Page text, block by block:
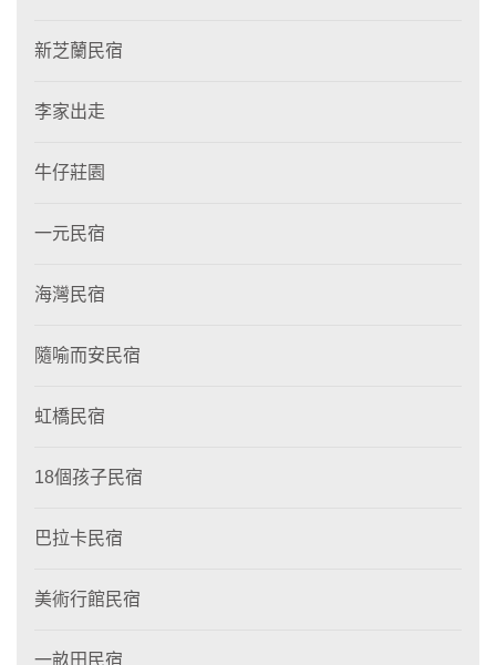
新芝蘭民宿
李家出走
牛仔莊園
一元民宿
海灣民宿
隨喻而安民宿
虹橋民宿
18個孩子民宿
巴拉卡民宿
美術行館民宿
一畝田民宿